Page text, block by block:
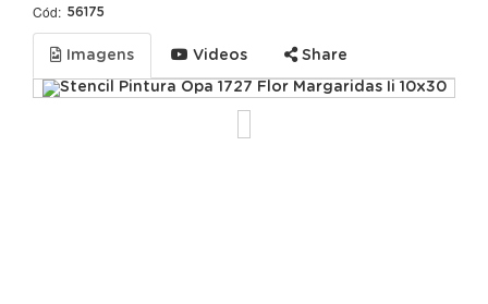
Cód: 56175
Imagens Videos Share